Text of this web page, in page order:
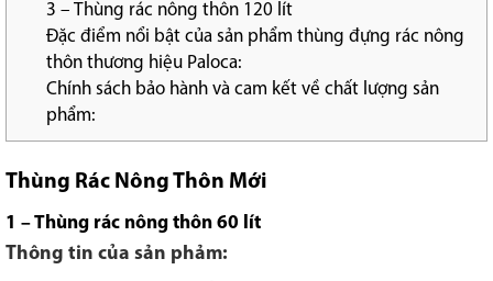
3 – Thùng rác nông thôn 120 lít
Đặc điểm nổi bật của sản phẩm thùng đựng rác nông
thôn thương hiệu Paloca:
Chính sách bảo hành và cam kết về chất lượng sản
phẩm:
Thùng Rác Nông Thôn Mới
1 – Thùng rác nông thôn 60 lít
Thông tin của sản phảm: